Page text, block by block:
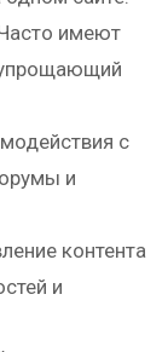
имеют
упрощающий
с
и
контента
и